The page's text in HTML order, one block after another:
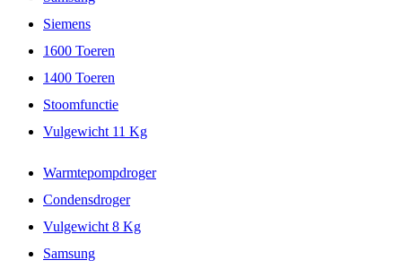
Siemens
1600 Toeren
1400 Toeren
Stoomfunctie
Vulgewicht 11 Kg
Warmtepompdroger
Condensdroger
Vulgewicht 8 Kg
Samsung